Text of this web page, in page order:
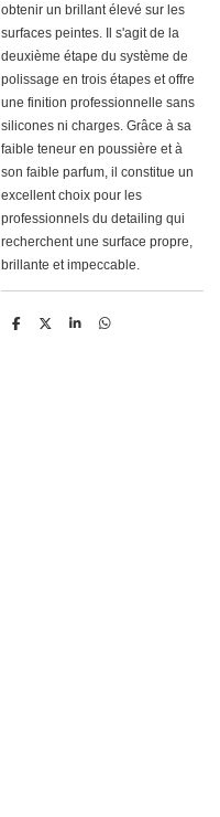
obtenir un brillant élevé sur les
surfaces peintes. Il s'agit de la
deuxième étape du système de
polissage en trois étapes et offre
une finition professionnelle sans
silicones ni charges. Grâce à sa
faible teneur en poussière et à
son faible parfum, il constitue un
excellent choix pour les
professionnels du detailing qui
recherchent une surface propre,
brillante et impeccable.
D
D
S
D